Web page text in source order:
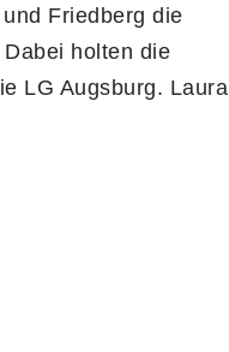
Friedberg die
holten die
LG Augsburg. Laura